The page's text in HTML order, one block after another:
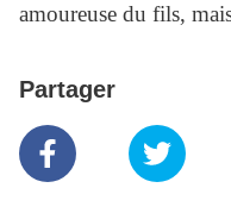
amoureuse du fils,
Partager